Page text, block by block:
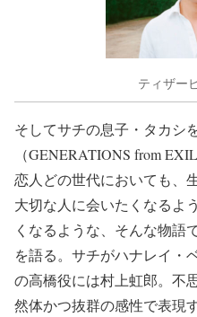
ティザー
そしてサチの息子・タカシ
（GENERATIONS from
恋人どの世代においても、
大切な人に会いたくなるよ
くなるような、そんな物語
を語る。サチがハナレイ・
の高橋役には村上虹郎。不
然体かつ抜群の感性で表現す